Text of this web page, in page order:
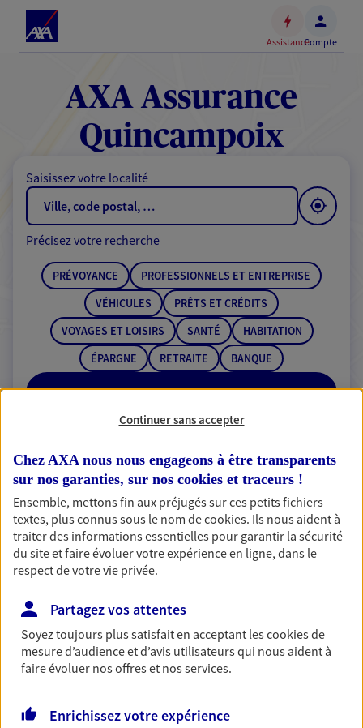
Accéder
contenu
principal
Accéder
au
de
AssistanceCompte
AXA Assurance
Quincampoix
Saisissez votre localité
RECHERCHER
Précisez votre recherche
PRÉVOYANCE
PROFESSIONNELS ET ENTREPRISE
VÉHICULES
PRÊTS ET CRÉDITS
VOYAGES ET LOISIRS
SANTÉ
HABITATION
ÉPARGNE
RETRAITE BANQUE
2 résultats correspondent à votre
recherche
Passer les
résultats
Liste Carte
Bruno Chretien
Mandataire d'Assurance AXA Epargne et
Continuer sans accepter
Chez AXA nous nous engageons à être transparents
sur nos garanties, sur nos cookies et traceurs !
Ensemble, mettons fin aux préjugés sur ces petits fichiers
textes, plus connus sous le nom decookies. Ils nous aident à
traiter des informations essentielles pour garantir la sécurité
du site et faire évoluer votre expérience en ligne, dans le
respect de votre vie privée.
Partagez vos attentes
Soyez toujours plus satisfait en acceptant lescookiesde
mesure d’audience et d’avis utilisateurs qui nous aident à
faire évoluer nos offres et nos services.
Enrichissez votre expérience